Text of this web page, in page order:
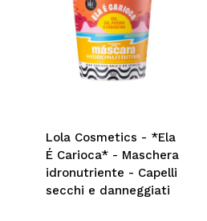
acquisto? Si No
Lola Cosmetics - *Ela
É Carioca* - Maschera
idronutriente - Capelli
secchi e danneggiati